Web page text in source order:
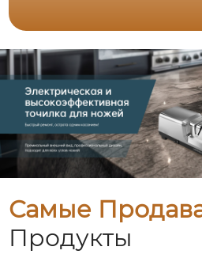
Самые
Продукты